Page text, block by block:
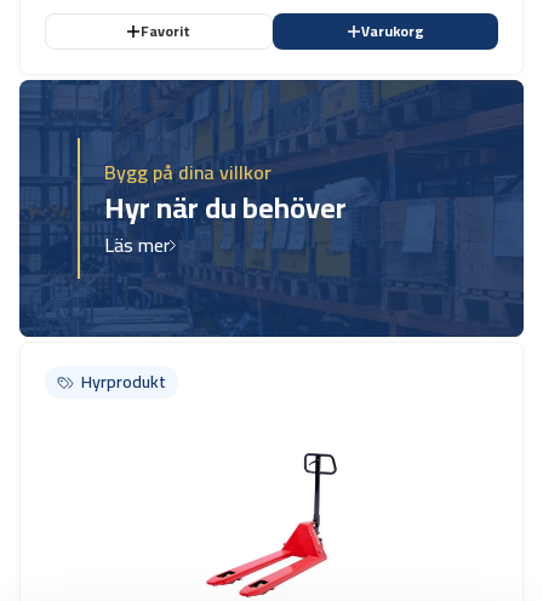
Favorit Varukorg
Bygg på dina villkor
Hyr när du behöver
Läs mer
Hyrprodukt
Hyrprodukt